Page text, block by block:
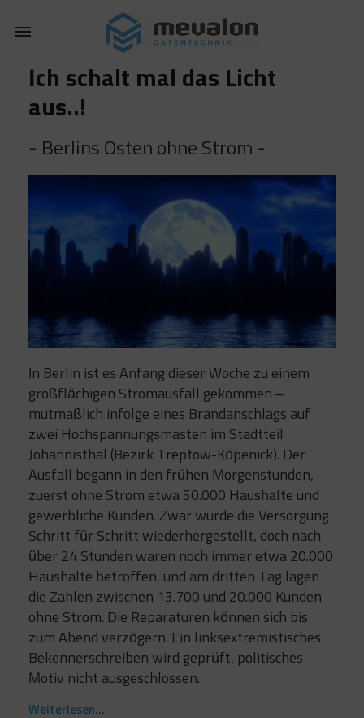
Toggle
Ich schalt mal das Licht
aus..!
- Berlins Osten ohne Strom -
In Berlin ist es Anfang dieser Woche zu einem
großflächigen Stromausfall gekommen –
mutmaßlich infolge eines Brandanschlags auf
zwei Hochspannungsmasten im Stadtteil
Johannisthal (Bezirk Treptow-Köpenick). Der
Ausfall begann in den frühen Morgenstunden,
zuerst ohne Strom etwa 50.000 Haushalte und
gewerbliche Kunden. Zwar wurde die Versorgung
Schritt für Schritt wiederhergestellt, doch nach
über 24 Stunden waren noch immer etwa 20.000
Haushalte betroffen, und am dritten Tag lagen
die Zahlen zwischen 13.700 und 20.000 Kunden
ohne Strom. Die Reparaturen können sich bis
zum Abend verzögern. Ein linksextremistisches
Bekennerschreiben wird geprüft, politisches
Motiv nicht ausgeschlossen.
Weiterlesen...